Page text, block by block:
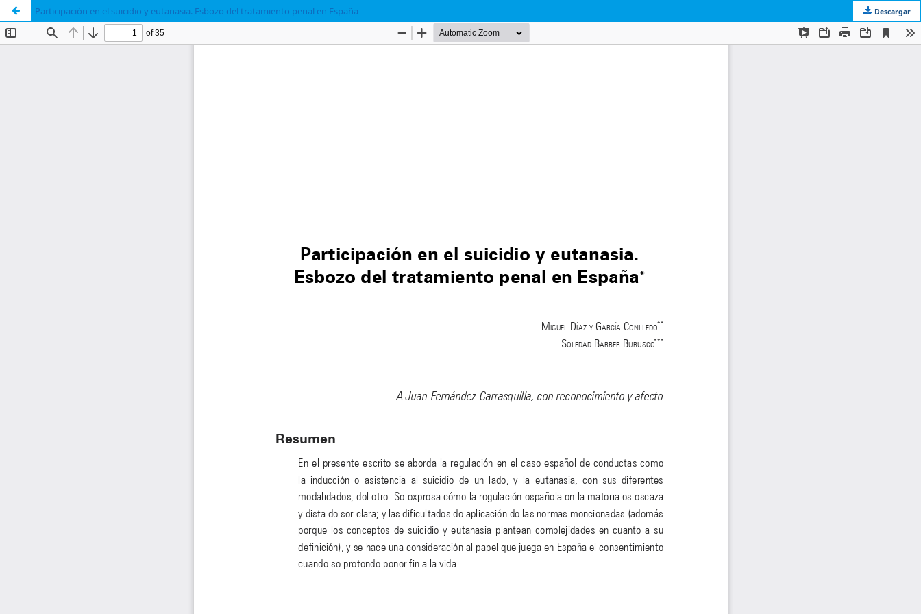
Participación en el suicidio y eutanasia. Esbozo del tratamiento penal en España Descargar